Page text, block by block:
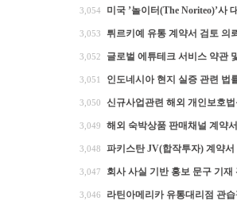
3,054 미국 ’놀이터(The Noriteo)’사
3,053 튀르키예 유통 계약서 검토 의
3,052 글로벌 에튜테크 서비스 약관
3,051 인도네시아 현지 실증 관련 법
3,050 신규사업관련 해외 개인보호
3,049 해외 숙박상품 판매채널 계약
3,048 파키스탄 JV(합작투자) 계약서
3,047 회사 사실 기반 홍보 문구 기재
3,046 라틴아메리카 유통대리점 관